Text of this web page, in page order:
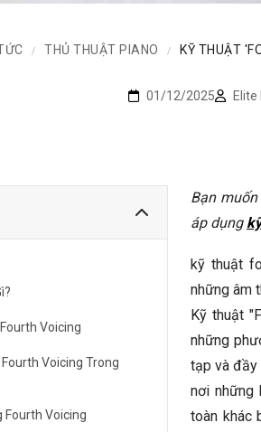
/ THỦ THUẬT PIANO / KỸ THUẬT
01/12/2025 Elite
Voicing
Voicing Trong
Fourth Voicing
Bạn
áp dụng
kỹ thuật
những âm
Kỹ thuật
những
tạp và đầy
nơi những
toàn khác